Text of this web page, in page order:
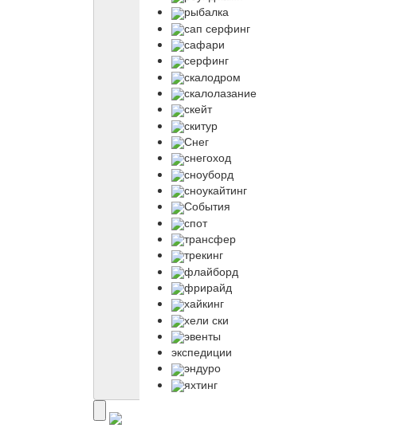
рыбалка
сап серфинг
сафари
серфинг
скалодром
скалолазание
скейт
скитур
Снег
снегоход
сноуборд
сноукайтинг
События
спот
трансфер
трекинг
флайборд
фрирайд
хайкинг
хели ски
эвенты
экспедиции
эндуро
яхтинг